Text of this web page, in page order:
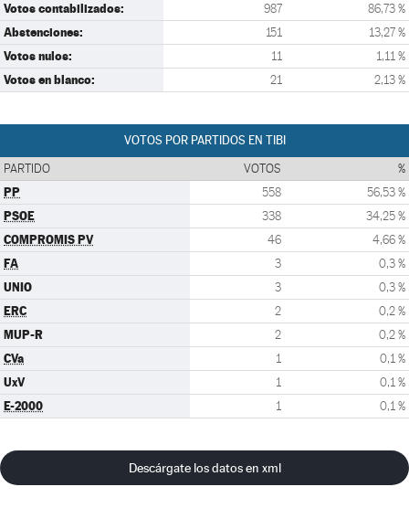
Votos contabilizados: 987 86,73 %
Abstenciones: 151 13,27 %
Votos nulos: 11 1,11 %
Votos en blanco: 21 2,13 %
VOTOS POR PARTIDOS EN TIBI
PARTIDO VOTOS %
PP 558 56,53 %
PSOE 338 34,25 %
COMPROMIS PV 46 4,66 %
FA 3 0,3 %
UNIO 3 0,3 %
ERC 2 0,2 %
MUP-R 2 0,2 %
CVa 1 0,1 %
UxV 1 0,1 %
E-2000 1 0,1 %
Descárgate los datos en xml